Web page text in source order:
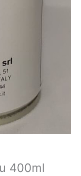
400ml